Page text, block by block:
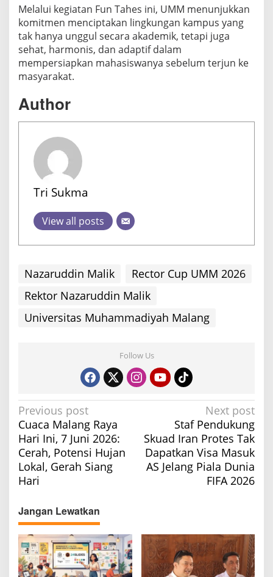
Melalui kegiatan Fun Tahes ini, UMM menunjukkan
komitmen menciptakan lingkungan kampus yang
tak hanya unggul secara akademik, tetapi juga
sehat, harmonis, dan adaptif dalam
mempersiapkan mahasiswanya sebelum terjun ke
masyarakat.
Author
Tri Sukma
View all posts
Nazaruddin Malik
Rector Cup UMM 2026
Rektor Nazaruddin Malik
Universitas Muhammadiyah Malang
Follow Us
P
o
s
t
n
v
i
g
a
Previous post
Cuaca Malang Raya
Hari Ini, 7 Juni 2026:
Cerah, Potensi Hujan
Lokal, Gerah Siang
Hari
Next post
Staf Pendukung
Skuad Iran Protes Tak
Dapatkan Visa Masuk
AS Jelang Piala Dunia
FIFA 2026
Jangan Lewatkan